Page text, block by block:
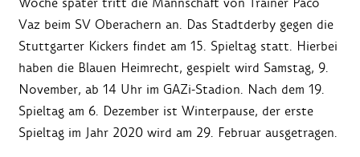
Vaz beim SV Oberachern an. Das Stadtderby gegen die
Stuttgarter Kickers findet am 15. Spieltag statt. Hierbei
haben die Blauen Heimrecht, gespielt wird Samstag, 9.
November, ab 14 Uhr im GAZi-Stadion. Nach dem 19.
Spieltag am 6. Dezember ist Winterpause, der erste
Spieltag im Jahr 2020 wird am 29. Februar ausgetragen.